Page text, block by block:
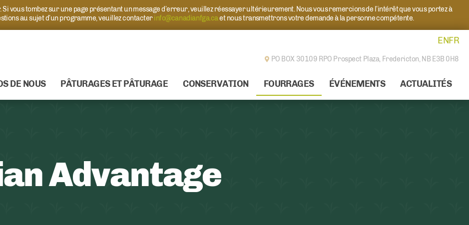
Si vous tombez sur une page présentant un message d’erreur, veuillez réessayer ultérieurement. Nous vous remercions de l’intérêt que vous portez à
au sujet d’un programme, veuillez contacterinfo@canadianfga.caet nous transmettrons votre demande à la personne compétente.
ENFR
PO BOX 30109 RPO Prospect Plaza, Fredericton, NB E3B 0H8
DE NOUS PÂTURAGES ET PÂTURAGE CONSERVATION FOURRAGES ÉVÉNEMENTS ACTUALITÉS
Advantage